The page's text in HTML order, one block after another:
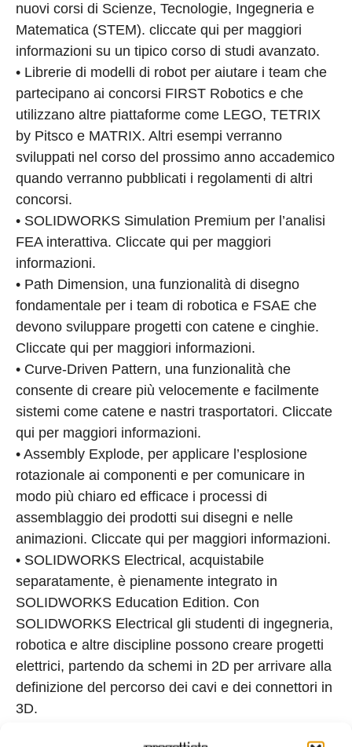
nuovi corsi di Scienze, Tecnologie, Ingegneria e
Matematica (STEM). cliccate qui per maggiori
informazioni su un tipico corso di studi avanzato.
• Librerie di modelli di robot per aiutare i team che
partecipano ai concorsi FIRST Robotics e che
utilizzano altre piattaforme come LEGO, TETRIX
by Pitsco e MATRIX. Altri esempi verranno
sviluppati nel corso del prossimo anno accademico
quando verranno pubblicati i regolamenti di altri
concorsi.
• SOLIDWORKS Simulation Premium per l’analisi
FEA interattiva. Cliccate qui per maggiori
informazioni.
• Path Dimension, una funzionalità di disegno
fondamentale per i team di robotica e FSAE che
devono sviluppare progetti con catene e cinghie.
Cliccate qui per maggiori informazioni.
• Curve-Driven Pattern, una funzionalità che
consente di creare più velocemente e facilmente
sistemi come catene e nastri trasportatori. Cliccate
qui per maggiori informazioni.
• Assembly Explode, per applicare l’esplosione
rotazionale ai componenti e per comunicare in
modo più chiaro ed efficace i processi di
assemblaggio dei prodotti sui disegni e nelle
animazioni. Cliccate qui per maggiori informazioni.
• SOLIDWORKS Electrical, acquistabile
separatamente, è pienamente integrato in
SOLIDWORKS Education Edition. Con
SOLIDWORKS Electrical gli studenti di ingegneria,
robotica e altre discipline possono creare progetti
elettrici, partendo da schemi in 2D per arrivare alla
definizione del percorso dei cavi e dei connettori in
3D.
Le scuole riconosciute riceveranno licenze di